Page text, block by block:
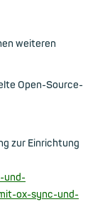
weiteren
Open-Source-
zur Einrichtung
und-
ox-sync-und-